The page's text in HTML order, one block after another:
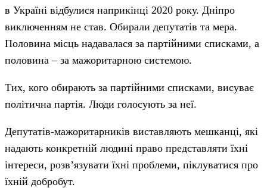
в Україні відбулися наприкінці 2020 року. Дніпро
виключенням не став. Обирали депутатів та мера.
Половина місць надавалася за партійними списками, а
половина – за мажоритарною системою.
Тих, кого обирають за партійними списками, висуває
політична партія. Люди голосують за неї.
Депутатів-мажоритарників виставляють мешканці, які
надають конкретній людині право представляти їхні
інтереси, розв’язувати їхні проблеми, піклуватися про
їхній добробут.